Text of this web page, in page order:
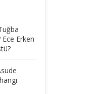
Ece Erken